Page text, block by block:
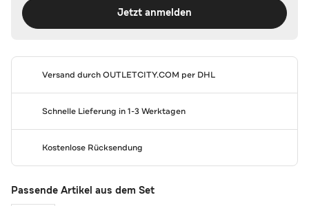
Jetzt anmelden
Versand durchOUTLETCITY.COM per DHL
Schnelle Lieferung in 1-3 Werktagen
Kostenlose Rücksendung
Passende Artikel aus dem Set